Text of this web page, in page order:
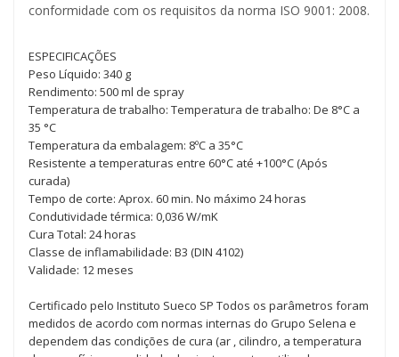
conformidade com os requisitos da norma ISO 9001: 2008.
ESPECIFICAÇÕES
Peso Líquido: 340 g
Rendimento: 500 ml de spray
Temperatura de trabalho: Temperatura de trabalho: De 8°C a
35 °C
Temperatura da embalagem: 8ºC a 35°C
Resistente a temperaturas entre 60°C até +100°C (Após
curada)
Tempo de corte: Aprox. 60 min. No máximo 24 horas
Condutividade térmica: 0,036 W/mK
Cura Total: 24 horas
Classe de inflamabilidade: B3 (DIN 4102)
Validade: 12 meses
Certificado pelo Instituto Sueco SP Todos os parâmetros foram
medidos de acordo com normas internas do Grupo Selena e
dependem das condições de cura (ar , cilindro, a temperatura